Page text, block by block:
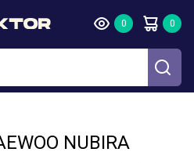
NUBIRA